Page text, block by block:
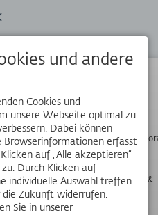
Webcams &
Wetter
kostenlose OK Bergbahnen
und andere
Cookies und
unsere Webseite optimal zu
Dabei können
Browserinformationen erfasst
auf „Alle akzeptieren“
Durch Klicken auf
individuelle Auswahl treffen
Zukunft widerrufen.
Sie in unserer